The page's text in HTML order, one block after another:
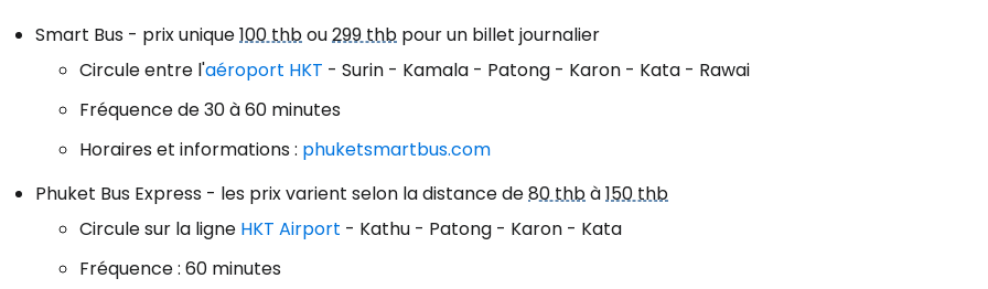
Smart Bus - prix unique100 thbou299 thb pour un billet journalier
Circule entre l'aéroport HKT - Surin - Kamala - Patong - Karon - Kata - Rawai
Fréquence de 30 à 60 minutes
Horaires et informations : phuketsmartbus.com
Phuket Bus Express - les prix varient selon la distance de80 thbà150 thb
Circule sur la ligne HKT Airport - Kathu - Patong - Karon - Kata
Fréquence : 60 minutes